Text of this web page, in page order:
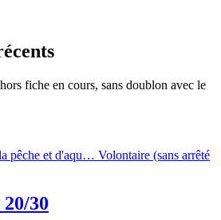
fiche en cours, sans doublon avec le
pêche et d'aqu… Volontaire (sans arrêté
30